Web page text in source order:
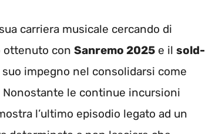
carriera musicale cercando di
ottenuto con Sanremo 2025 e il sold-
impegno nel consolidarsi come
le continue incursioni
l’ultimo episodio legato ad un